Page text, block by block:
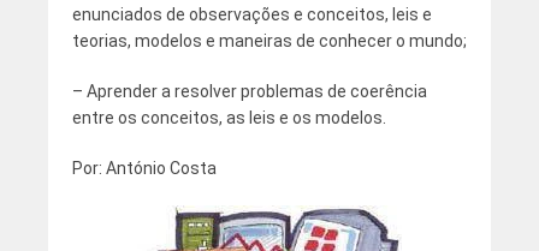
enunciados de observações e conceitos, leis e
teorias, modelos e maneiras de conhecer o mundo;
– Aprender a resolver problemas de coerência
entre os conceitos, as leis e os modelos.
Por: António Costa